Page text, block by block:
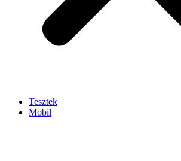
Tesztek
Mobil